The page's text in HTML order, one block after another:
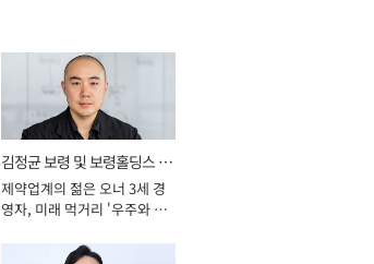
김정균 보령 및 보령홀딩스 대
표이사 사장
제약업계의 젊은 오너 3세 경
영자, 미래 먹거리 '우주와 헬